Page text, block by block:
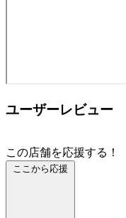
ユーザーレビュー
この店舗を応援する！
ここから応援